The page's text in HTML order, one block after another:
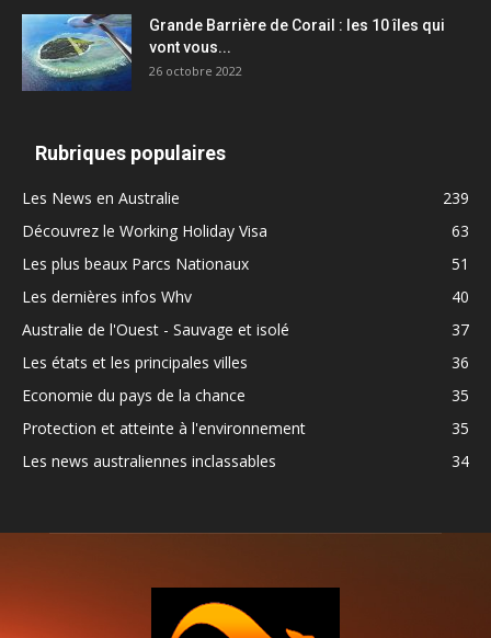
Grande Barrière de Corail : les 10 îles qui
vont vous...
26 octobre 2022
Rubriques populaires
Les News en Australie
239
Découvrez le Working Holiday Visa
63
Les plus beaux Parcs Nationaux
51
Les dernières infos Whv
40
Australie de l'Ouest - Sauvage et isolé
37
Les états et les principales villes
36
Economie du pays de la chance
35
Protection et atteinte à l'environnement
35
Les news australiennes inclassables
34